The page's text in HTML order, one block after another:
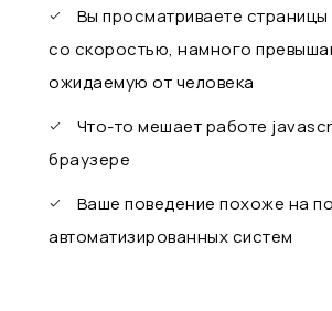
Вы просматриваете страницы
со скоростью, намного
ожидаемую от человека
Что-то мешает работе
браузере
Ваше поведение похоже на
автоматизированных систем